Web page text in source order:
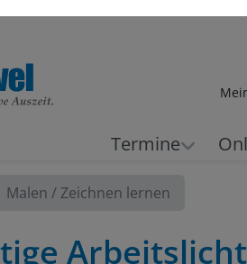
Malen / Zeichnen lernen
Arbeitslicht